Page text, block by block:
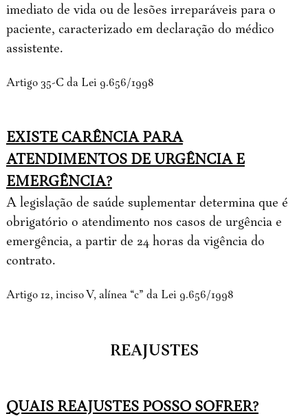
imediato de vida ou de lesões irreparáveis para o
paciente, caracterizado em declaração do médico
assistente.
Artigo 35-C da Lei 9.656/1998
EXISTE CARÊNCIA PARA
ATENDIMENTOS DE URGÊNCIA E
EMERGÊNCIA?
A legislação de saúde suplementar determina que é
obrigatório o atendimento nos casos de urgência e
emergência, a partir de 24 horas da vigência do
contrato.
Artigo 12, inciso V, alínea “c” da Lei 9.656/1998
REAJUSTES
QUAIS REAJUSTES POSSO SOFRER?